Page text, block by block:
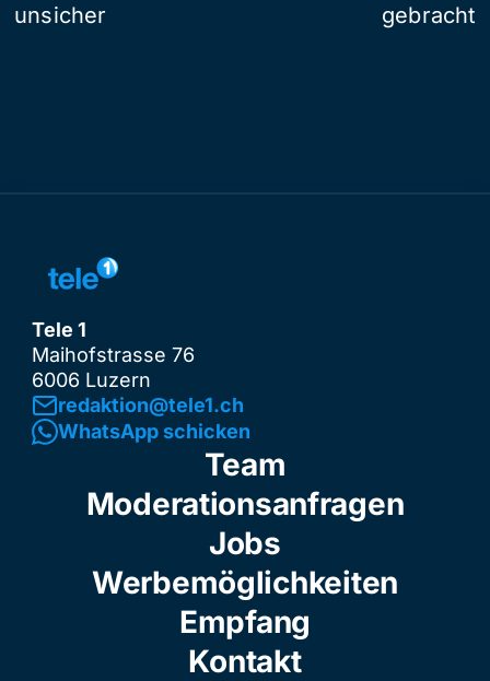
unsicher
gebracht
Tele 1
Maihofstrasse 76
6006 Luzern
redaktion@tele1.ch
WhatsApp schicken
Team
Moderationsanfragen
Jobs
Werbemöglichkeiten
Empfang
Kontakt